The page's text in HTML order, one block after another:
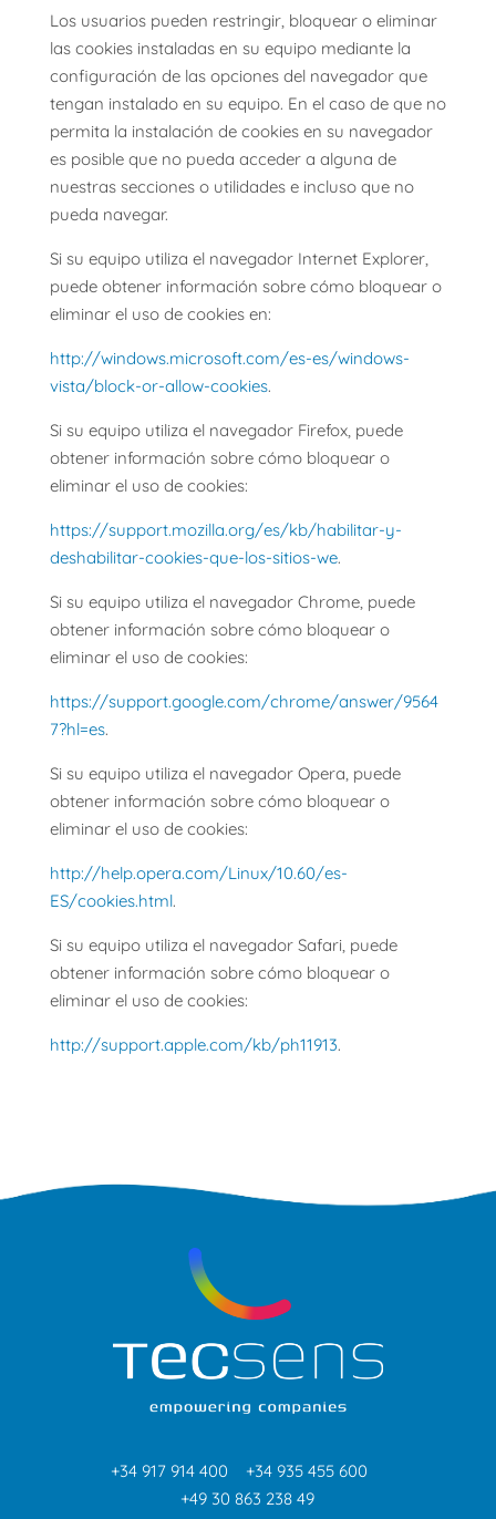
Los usuarios pueden restringir, bloquear o eliminar
las cookies instaladas en su equipo mediante la
configuración de las opciones del navegador que
tengan instalado en su equipo. En el caso de que no
permita la instalación de cookies en su navegador
es posible que no pueda acceder a alguna de
nuestras secciones o utilidades e incluso que no
pueda navegar.
Si su equipo utiliza el navegador Internet Explorer,
puede obtener información sobre cómo bloquear o
eliminar el uso de cookies en:
http://windows.microsoft.com/es-es/windows-
vista/block-or-allow-cookies.
Si su equipo utiliza el navegador Firefox, puede
obtener información sobre cómo bloquear o
eliminar el uso de cookies:
https://support.mozilla.org/es/kb/habilitar-y-
deshabilitar-cookies-que-los-sitios-we.
Si su equipo utiliza el navegador Chrome, puede
obtener información sobre cómo bloquear o
eliminar el uso de cookies:
https://support.google.com/chrome/answer/9564
7?hl=es.
Si su equipo utiliza el navegador Opera, puede
obtener información sobre cómo bloquear o
eliminar el uso de cookies:
http://help.opera.com/Linux/10.60/es-
ES/cookies.html.
Si su equipo utiliza el navegador Safari, puede
obtener información sobre cómo bloquear o
eliminar el uso de cookies:
http://support.apple.com/kb/ph11913.
+34 917 914 400
+34 935 455 600
+49 30 863 238 49